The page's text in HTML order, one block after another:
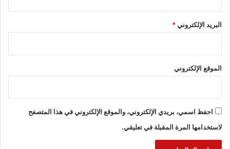
البريد الإلكتروني*
الموقع الإلكتروني
احفظ اسمي، بريدي الإلكتروني، والموقع الإلكتروني في هذا المتصفح
لاستخدامها المرة المقبلة في تعليقي.